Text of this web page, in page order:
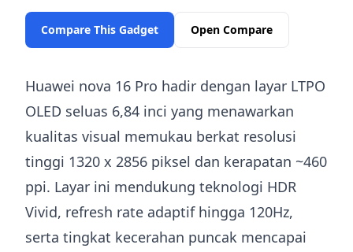
Compare This Gadget Open Compare
Huawei nova 16 Pro hadir dengan layar LTPO
OLED seluas 6,84 inci yang menawarkan
kualitas visual memukau berkat resolusi
tinggi 1320 x 2856 piksel dan kerapatan ~460
ppi. Layar ini mendukung teknologi HDR
Vivid, refresh rate adaptif hingga 120Hz,
serta tingkat kecerahan puncak mencapai